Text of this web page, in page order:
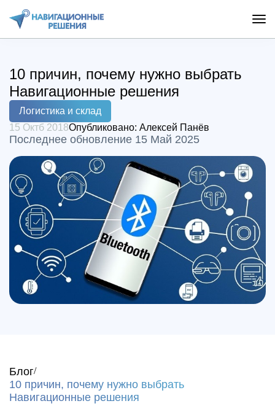
Логистика и склад
15 Октб 2018Опубликовано: Алексей Панёв
Последнее обновление 15 Май 2025
10 причин, почему нужно выбрать
Навигационные решения
Блог
10 причин, почему нужно выбрать
Навигационные решения